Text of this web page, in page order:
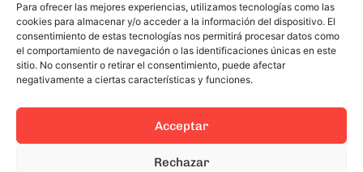
Para ofrecer las mejores experiencias, utilizamos tecnologías como las
cookies para almacenar y/o acceder a la información del dispositivo. El
consentimiento de estas tecnologías nos permitirá procesar datos como
el comportamiento de navegación o las identificaciones únicas en este
sitio. No consentir o retirar el consentimiento, puede afectar
negativamente a ciertas características y funciones.
Acceptar
Rechazar
Terms of Service